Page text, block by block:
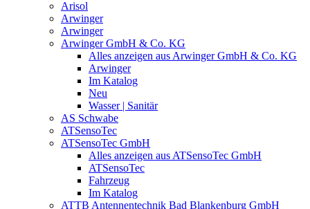
Arisol
Arwinger
Arwinger
Arwinger GmbH & Co. KG
Alles anzeigen aus Arwinger GmbH & Co. KG
Arwinger
Im Katalog
Neu
Wasser | Sanitär
AS Schwabe
ATSensoTec
ATSensoTec GmbH
Alles anzeigen aus ATSensoTec GmbH
ATSensoTec
Fahrzeug
Im Katalog
ATTB Antennentechnik Bad Blankenburg GmbH